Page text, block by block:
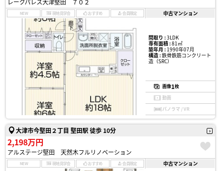
NEW 現地見学会 おすすめ 会員限定 中古マンション
間取り :3LDK
専有面積 :81㎡
築年月 :1990年07月
構造 :鉄骨鉄筋コンクリート
造（SRC）
画像1枚
動画
パノラマ / VR
大津市今堅田２丁目 堅田駅 徒歩 10分
2,198万円
アルステージ堅田 天然木フルリノベーション
NEW 現地見学会 おすすめ 会員限定 中古マンション